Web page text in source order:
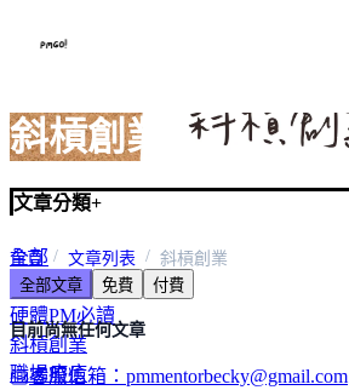
斜槓創業
文章分類+
全部
軟體PM必讀
硬體PM必讀
斜槓創業
職場療癒
首頁 文章列表
斜槓創業
全部文章
免費 付費
目前尚無任何文章
客服信箱：pmmentorbecky@gmail.com